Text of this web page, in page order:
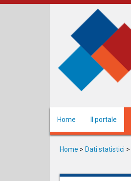
Salta
Home Il portale
Home > Dati statistici >